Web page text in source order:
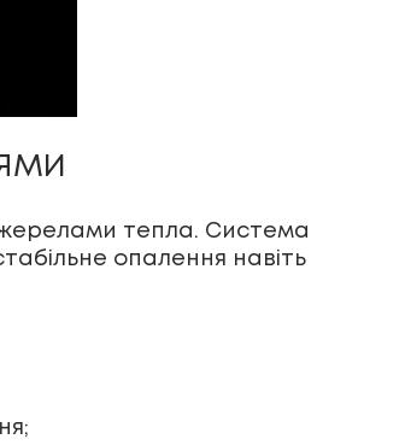
тепла. Система
опалення навіть